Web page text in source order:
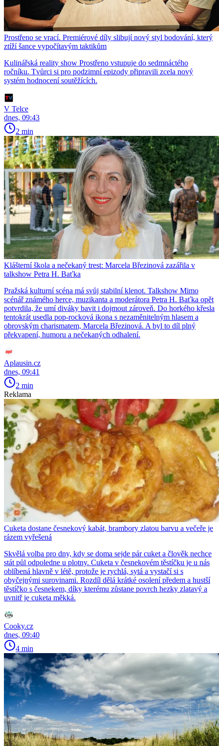
Prostřeno se vrací. Premiérové díly slibují nový styl bodování, který
ztíží šance vypočítavým taktikům
Kulinářská reality show Prostřeno vstupuje do sedmnáctého
ročníku. Tvůrci si pro podzimní epizody připravili zcela nový
systém hodnocení soutěžících.
V Telce
dnes, 09:43
2 min
Klášterní škola a nečekaný trest: Marcela Březinová zazářila v
talkshow Petra H. Baťka
Pražská kulturní scéna má svůj stabilní klenot. Talkshow Mimo
scénář známého herce, muzikanta a moderátora Petra H. Baťka opět
potvrdila, že umí diváky bavit i dojmout zároveň. Do horkého křesla
tentokrát usedla pop-rocková ikona s nezaměnitelným hlasem a
obrovským charismatem, Marcela Březinová. A byl to díl plný
překvapení, humoru a nečekaných odhalení.
Aplausin.cz
dnes, 09:41
2 min
Reklama
Cuketa dostane česnekový kabát, brambory zlatou barvu a večeře je
rázem vyřešená
Skvělá volba pro dny, kdy se doma sejde pár cuket a člověk nechce
stát půl odpoledne u plotny. Cuketa v česnekovém těstíčku je u nás
oblíbená hlavně v létě, protože je rychlá, sytá a vystačí si s
obyčejnými surovinami. Rozdíl dělá krátké osolení předem a hustší
těstíčko s česnekem, díky kterému zůstane povrch hezky zlatavý a
uvnitř je cuketa měkká.
Cooky.cz
dnes, 09:40
4 min